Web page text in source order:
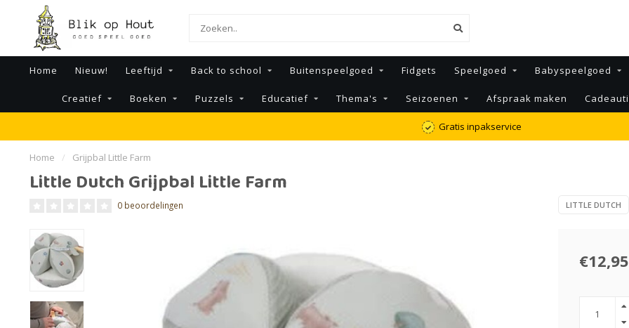
Home Nieuw! Leeftijd Back to school Buitenspeelgoed Fidgets Speelgoed Babyspeelgoed
Creatief Boeken Puzzels Educatief Thema's Seizoenen Afspraak maken
Gratis inpakservice
Home / Grijpbal Little Farm
Little Dutch Grijpbal Little Farm
0 beoordelingen LITTLE DUTCH
€12,95